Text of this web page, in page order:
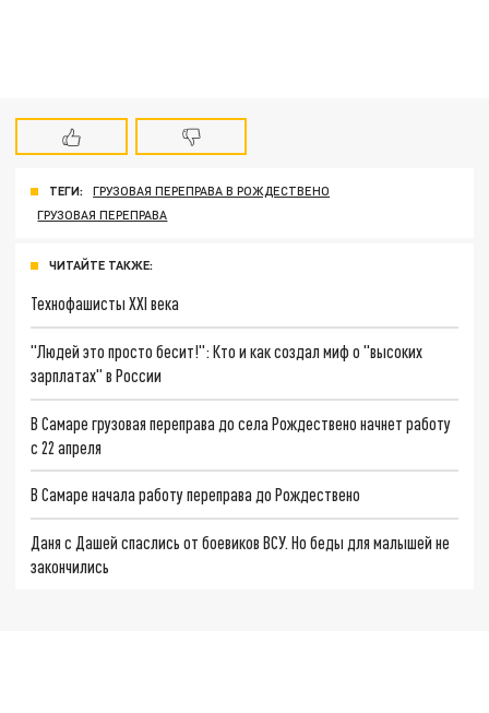
ТЕГИ:
ГРУЗОВАЯ ПЕРЕПРАВА В РОЖДЕСТВЕНО
ГРУЗОВАЯ ПЕРЕПРАВА
ЧИТАЙТЕ ТАКЖЕ:
Технофашисты XXI века
"Людей это просто бесит!": Кто и как создал миф о "высоких
зарплатах" в России
В Самаре грузовая переправа до села Рождествено начнет работу
с 22 апреля
В Самаре начала работу переправа до Рождествено
Даня с Дашей спаслись от боевиков ВСУ. Но беды для малышей не
закончились